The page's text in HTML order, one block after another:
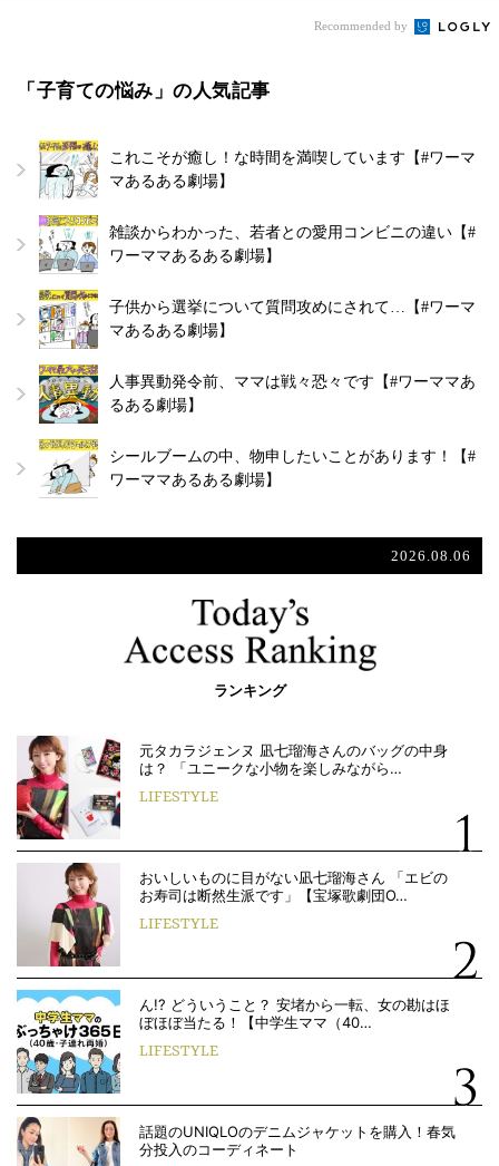
Recommended by
「子育ての悩み」の人気記事
これこそが癒し！な時間を満喫しています【#ワーマ
マあるある劇場】
雑談からわかった、若者との愛用コンビニの違い【#
ワーママあるある劇場】
子供から選挙について質問攻めにされて…【#ワーマ
マあるある劇場】
人事異動発令前、ママは戦々恐々です【#ワーママあ
るある劇場】
シールブームの中、物申したいことがあります！【#
ワーママあるある劇場】
2026.08.06
ランキング
元タカラジェンヌ 凪七瑠海さんのバッグの中身
は？ 「ユニークな小物を楽しみながら…
LIFESTYLE
おいしいものに目がない凪七瑠海さん 「エビの
お寿司は断然生派です」【宝塚歌劇団O…
LIFESTYLE
ん!? どういうこと？ 安堵から一転、女の勘はほ
ぼほぼ当たる！【中学生ママ（40…
LIFESTYLE
話題のUNIQLOのデニムジャケットを購入！春気
分投入のコーディネート